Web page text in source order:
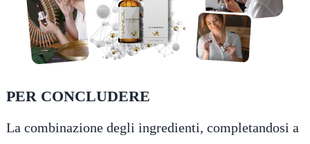
PER CONCLUDERE
La combinazione degli ingredienti, completandosi a